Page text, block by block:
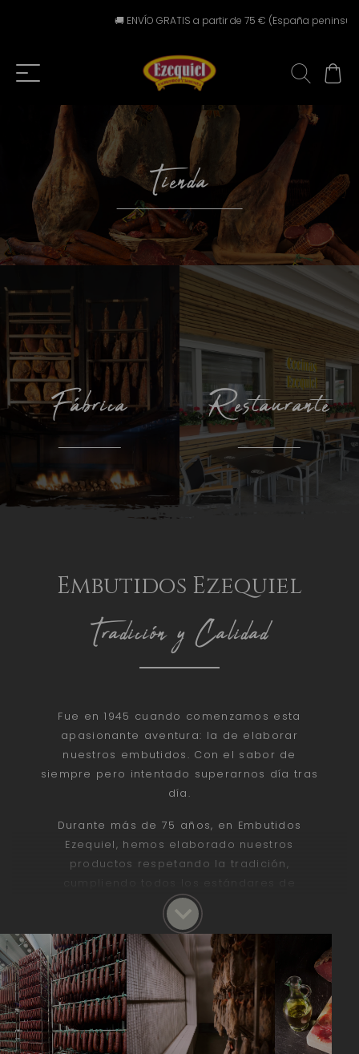
🚚 ENVÍO GRATIS a partir de 75 € (España
Tienda
Fábrica Restaurante
Embutidos Ezequiel
Tradición y Calidad
Fue en 1945 cuando comenzamos esta
apasionante aventura: la de elaborar
nuestros embutidos. Con el sabor de
siempre pero intentado superarnos día tras
día.
Durante más de 75 años, en Embutidos
Ezequiel, hemos elaborado nuestros
productos respetando la tradición,
calidad y manteniendo una actividad
respaldada por la constante innovación y
actualización a los tiempos.